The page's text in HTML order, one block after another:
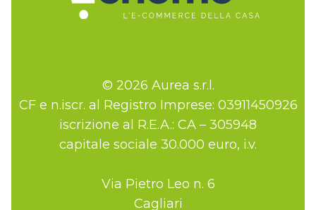
© 2026 Aurea s.r.l.
CF e n.iscr. al Registro Imprese: 03911450926
iscrizione al R.E.A.: CA – 305948
capitale sociale 30.000 euro, i.v.
Via Pietro Leo n. 6
Cagliari